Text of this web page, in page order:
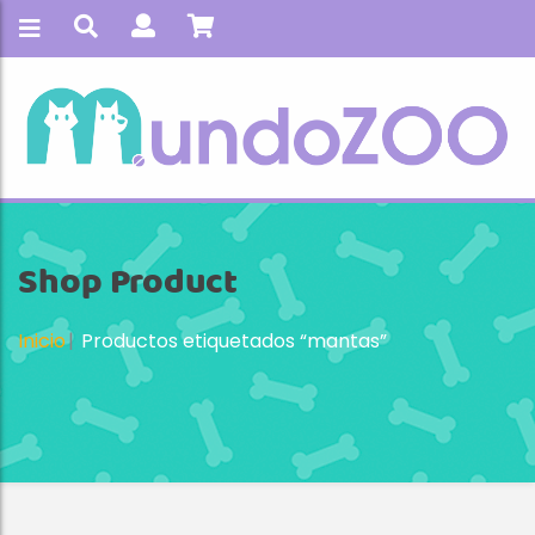
Shop Product
Inicio Productos etiquetados “mantas”